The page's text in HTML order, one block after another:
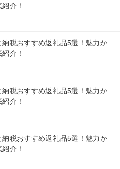
介！
納税おすすめ返礼品5選！魅力か
介！
税おすすめ返礼品5選！魅力か
介！
納税おすすめ返礼品5選！魅力か
介！